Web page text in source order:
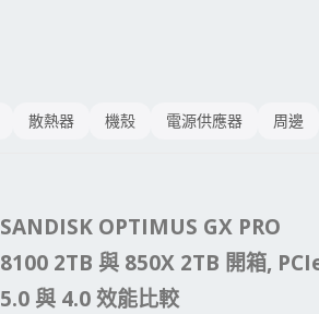
散熱器 機殼 電源供應器 周邊
SANDISK OPTIMUS GX PRO
8100 2TB 與 850X 2TB 開箱,
5.0 與 4.0 效能比較